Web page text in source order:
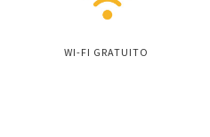
WI-FI GRATUITO